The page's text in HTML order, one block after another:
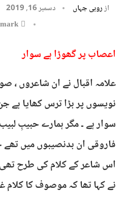
ازروبی جہاں دسمبر 16, 2019
اعصاب پر گھوڑا ہے سوار
علامہ اقبال نے ان شاعروں ،
نویسوں پر بڑا ترس کھایا
سوار ہے ۔ مگر ہمارے حبیبِ
فاروقی ان بدنصیبوں میں
اس شاعر کے کلام کی طرح
نے کہا تھا کہ موصوف کا